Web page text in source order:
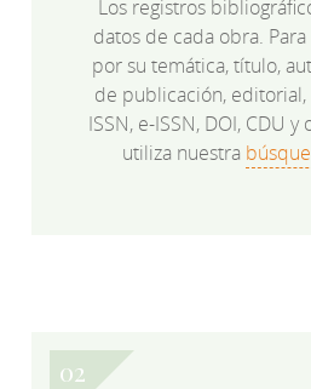
Los registros
datos de cada obra.
por su temática, título,
de publicación, editorial,
ISSN, e-ISSN, DOI, CDU
utiliza nuestra